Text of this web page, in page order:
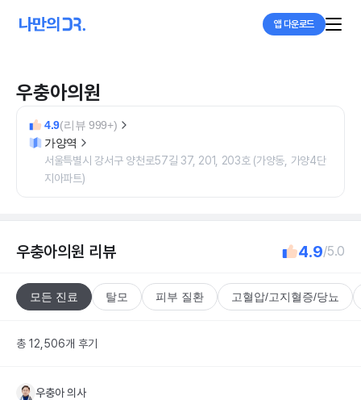
앱 다운로드
우충아의원
4.9(리뷰 999+)
가양역
서울특별시 강서구 양천로57길 37, 201, 203호 (가양동, 가양4단
지아파트)
우충아의원 리뷰 4.9/5.0
모든 진료 탈모 피부 질환 고혈압/고지혈증/당뇨
총 12,506개 후기
우충아의사